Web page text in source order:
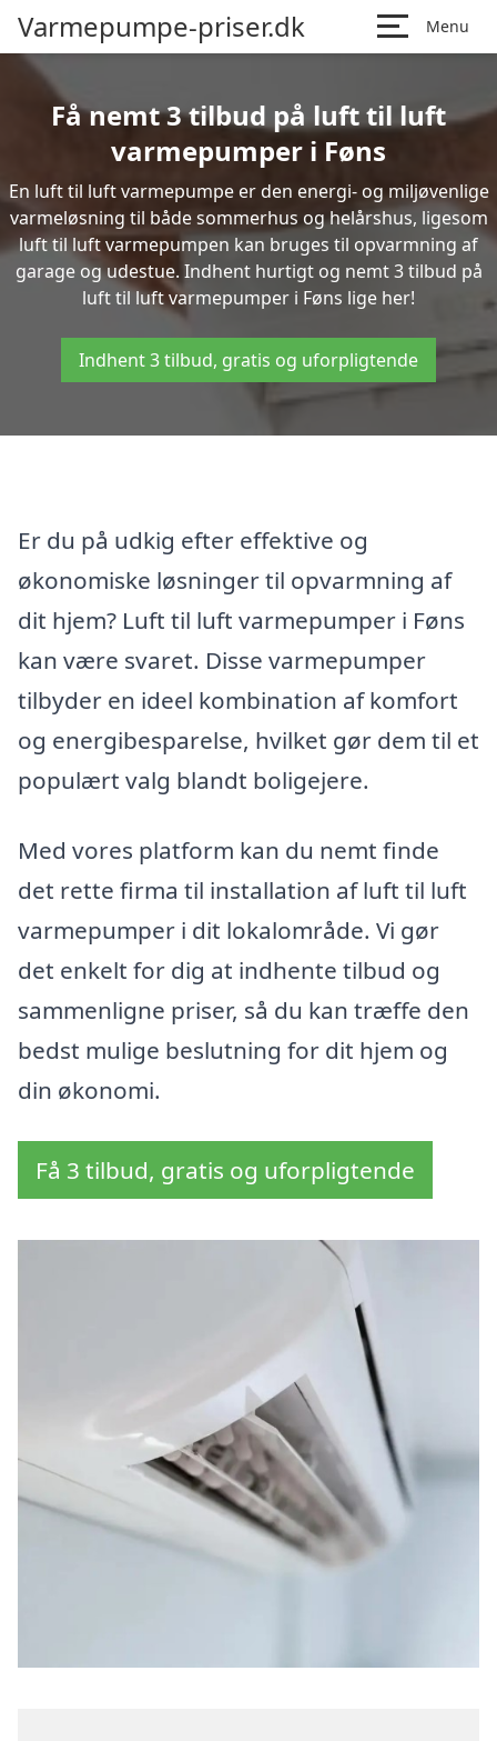
Varmepumpe-priser.dk Menu
Få nemt 3 tilbud på luft til luft
varmepumper i Føns
En luft til luft varmepumpe er den energi- og miljøvenlige
varmeløsning til både sommerhus og helårshus, ligesom
luft til luft varmepumpen kan bruges til opvarmning af
garage og udestue. Indhent hurtigt og nemt 3 tilbud på
luft til luft varmepumper i Føns lige her!
Indhent 3 tilbud, gratis og uforpligtende
Er du på udkig efter effektive og
økonomiske løsninger til opvarmning af
dit hjem? Luft til luft varmepumper i Føns
kan være svaret. Disse varmepumper
tilbyder en ideel kombination af komfort
og energibesparelse, hvilket gør dem til et
populært valg blandt boligejere.
Med vores platform kan du nemt finde
det rette firma til installation af luft til luft
varmepumper i dit lokalområde. Vi gør
det enkelt for dig at indhente tilbud og
sammenligne priser, så du kan træffe den
bedst mulige beslutning for dit hjem og
din økonomi.
Få 3 tilbud, gratis og uforpligtende